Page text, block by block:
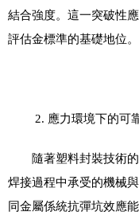
結合強度。這一突破性
評估金標準的基礎地位。
2. 應力環境下的可
隨著塑料封裝技術
焊接過程中承受的機械
同金屬係統抗彈坑效應